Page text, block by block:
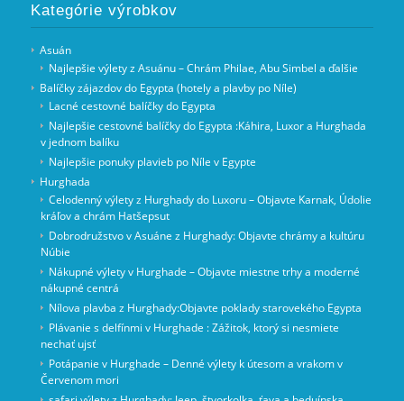
Kategórie výrobkov
Asuán
Najlepšie výlety z Asuánu – Chrám Philae, Abu Simbel a ďalšie
Balíčky zájazdov do Egypta (hotely a plavby po Níle)
Lacné cestovné balíčky do Egypta
Najlepšie cestovné balíčky do Egypta :Káhira, Luxor a Hurghada
v jednom balíku
Najlepšie ponuky plavieb po Níle v Egypte
Hurghada
Celodenný výlety z Hurghady do Luxoru – Objavte Karnak, Údolie
kráľov a chrám Hatšepsut
Dobrodružstvo v Asuáne z Hurghady: Objavte chrámy a kultúru
Núbie
Nákupné výlety v Hurghade – Objavte miestne trhy a moderné
nákupné centrá
Nílova plavba z Hurghady:Objavte poklady starovekého Egypta
Plávanie s delfínmi v Hurghade : Zážitok, ktorý si nesmiete
nechať ujsť
Potápanie v Hurghade – Denné výlety k útesom a vrakom v
Červenom mori